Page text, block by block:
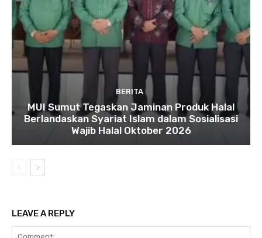
BERITA
MUI Sumut Tegaskan Jaminan Produk Halal
Berlandaskan Syariat Islam dalam Sosialisasi
Wajib Halal Oktober 2026
LEAVE A REPLY